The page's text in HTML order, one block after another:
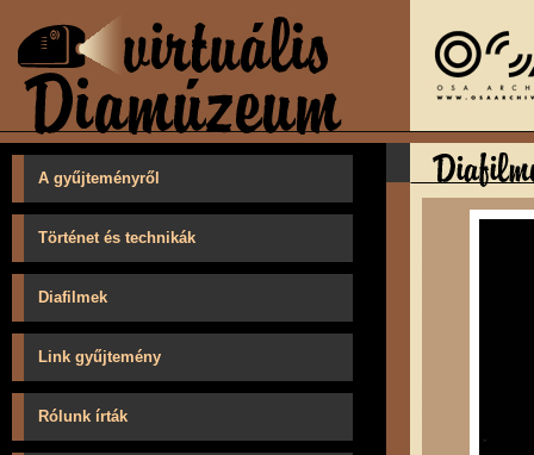
A gyűjteményről
Történet és technikák
Diafilmek
Link gyűjtemény
Rólunk írták